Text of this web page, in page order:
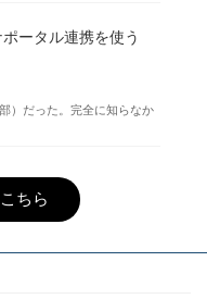
ータル連携を使う
）だった。完全に知らなか
ちら